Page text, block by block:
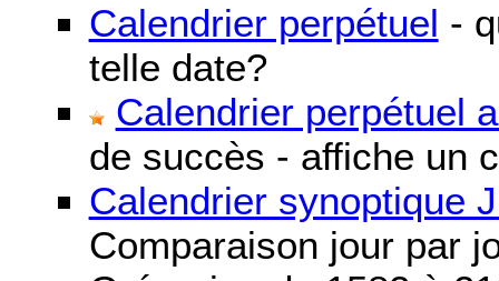
Calendrier perpétuel -
telle date?
Calendrier perpétuel
de succès - affiche un
Calendrier synoptique
Comparaison jour par